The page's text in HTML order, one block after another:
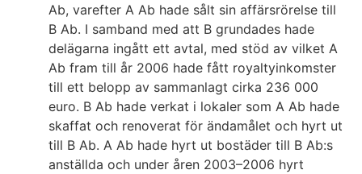
Ab, varefter A Ab hade sålt sin affärsrörelse till
B Ab. I samband med att B grundades hade
delägarna ingått ett avtal, med stöd av vilket A
Ab fram till år 2006 hade fått royaltyinkomster
till ett belopp av sammanlagt cirka 236 000
euro. B Ab hade verkat i lokaler som A Ab hade
skaffat och renoverat för ändamålet och hyrt ut
till B Ab. A Ab hade hyrt ut bostäder till B Ab:s
anställda och under åren 2003–2006 hyrt